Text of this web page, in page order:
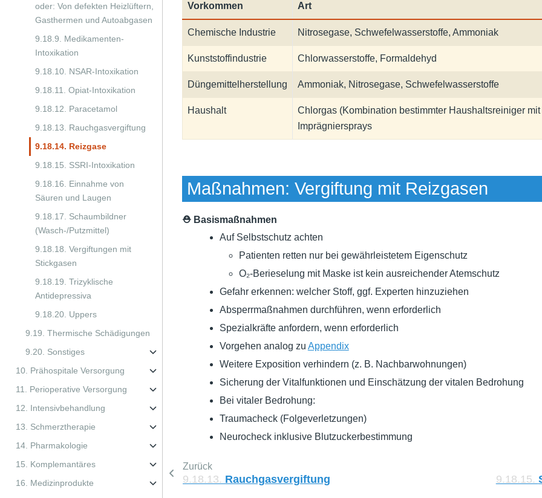
oder: Von defekten Heizlüftern,
Gasthermen und Autoabgasen
9.18.9. Medikamenten-
Intoxikation
9.18.10. NSAR-Intoxikation
9.18.11. Opiat-Intoxikation
9.18.12. Paracetamol
9.18.13. Rauchgasvergiftung
9.18.14. Reizgase
9.18.15. SSRI-Intoxikation
9.18.16. Einnahme von
Säuren und Laugen
9.18.17. Schaumbildner
(Wasch-/Putzmittel)
9.18.18. Vergiftungen mit
Stickgasen
9.18.19. Trizyklische
Antidepressiva
9.18.20. Uppers
9.19. Thermische Schädigungen
9.20. Sonstiges
10. Prähospitale Versorgung
11. Perioperative Versorgung
12. Intensivbehandlung
13. Schmerztherapie
14. Pharmakologie
15. Komplemantäres
16. Medizinprodukte
Vorkommen Art
Chemische Industrie Nitrosegase, Schwefelwasserstoffe, Ammoniak
Kunststoffindustrie Chlorwasserstoffe, Formaldehyd
Düngemittelherstellung Ammoniak, Nitrosegase, Schwefelwasserstoffe
Haushalt
Chlorgas (Kombination bestimmter Haushaltsreiniger
Imprägniersprays
Maßnahmen: Vergiftung mit Reizgasen
⛑ Basismaßnahmen
Auf Selbstschutz achten
Patienten retten nur bei gewährleistetem Eigenschutz
O₂-Berieselung mit Maske ist kein ausreichender Atemschutz
Gefahr erkennen: welcher Stoff, ggf. Experten hinzuziehen
Absperrmaßnahmen durchführen, wenn erforderlich
Spezialkräfte anfordern, wenn erforderlich
Vorgehen analog zu Appendix
Weitere Exposition verhindern (z. B. Nachbarwohnungen)
Sicherung der Vitalfunktionen und Einschätzung der vitalen Bedrohung
Bei vitaler Bedrohung:
Traumacheck (Folgeverletzungen)
Neurocheck inklusive Blutzuckerbestimmung
Zurück
9.18.13. Rauchgasvergiftung 9.18.15.